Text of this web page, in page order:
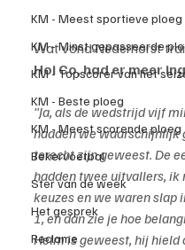
KM - Meest sportieve ploeg
KM - Minst gepasseerde
KM - Topscorer van het
KM - Beste ploeg
KM - Meest scorende ploeg
Bekervoetbal
Ster van de week
Het gesprek
Reclame
Wat vond Nederhorst
Hoi Co, had er meer
"Ja, als de wedstrijd vijf
hadden we waarschijnlijk
terecht zijn geweest. De
hadden twee uitvallers, ik
keuzes en we waren slap
1, en dan zie je hoe
Helm is geweest, hij hield